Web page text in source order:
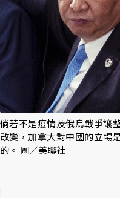
倘若不是疫情及俄烏戰爭讓
改變，加拿大對中國的立場
的。 圖／美聯社